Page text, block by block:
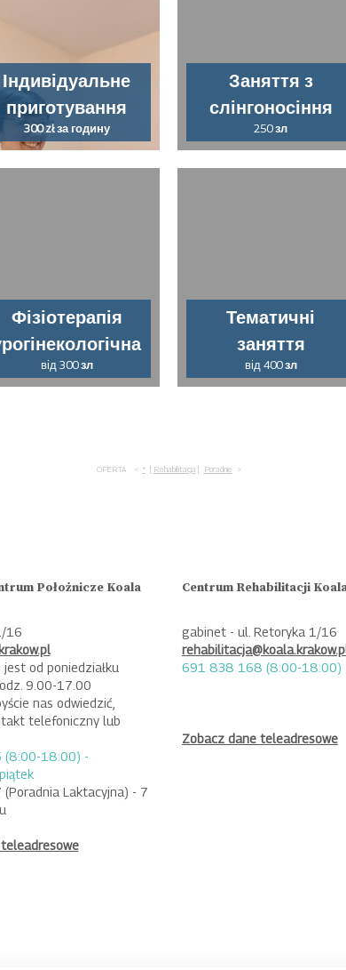
Індивідуальне
приготування
300 zł за годину
Заняття з
слінгоносіння
250зл
Фізіотерапія
від 300зл
Тематичні
заняття
від 400зл
OFERTA * Rehabilitacja Poradnie
Położnicze Koala
16
od poniedziałku
9.00-17.00
nas odwiedzić,
telefoniczny lub
18:00) -
Laktacyjna) - 7
Centrum Rehabilitacji
gabinet - ul. Retoryka 1/16
691 838 168 (8:00-18:00)
Zobacz dane teleadresowe